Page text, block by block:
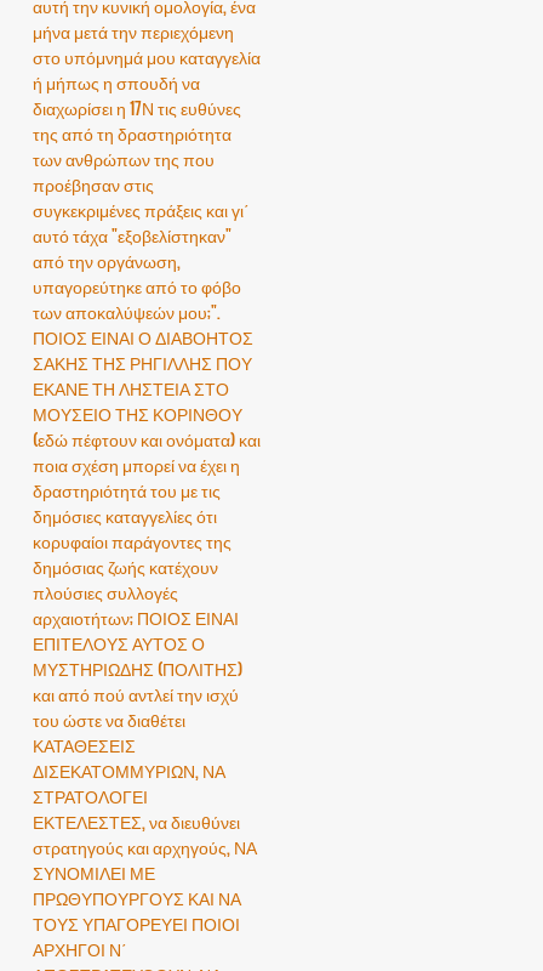
αυτή την κυνική ομολογία, ένα
μήνα μετά την περιεχόμενη
στο υπόμνημά μου καταγγελία
ή μήπως η σπουδή να
διαχωρίσει η 17Ν τις ευθύνες
της από τη δραστηριότητα
των ανθρώπων της που
προέβησαν στις
συγκεκριμένες πράξεις και γι΄
αυτό τάχα "εξοβελίστηκαν"
από την οργάνωση,
υπαγορεύτηκε από το φόβο
των αποκαλύψεών μου;".
ΠΟΙΟΣ ΕΙΝΑΙ Ο ΔΙΑΒΟΗΤΟΣ
ΣΑΚΗΣ ΤΗΣ ΡΗΓΙΛΛΗΣ ΠΟΥ
ΕΚΑΝΕ ΤΗ ΛΗΣΤΕΙΑ ΣΤΟ
ΜΟΥΣΕΙΟ ΤΗΣ ΚΟΡΙΝΘΟΥ
(εδώ πέφτουν και ονόματα) και
ποια σχέση μπορεί να έχει η
δραστηριότητά του με τις
δημόσιες καταγγελίες ότι
κορυφαίοι παράγοντες της
δημόσιας ζωής κατέχουν
πλούσιες συλλογές
αρχαιοτήτων; ΠΟΙΟΣ ΕΙΝΑΙ
ΕΠΙΤΕΛΟΥΣ ΑΥΤΟΣ Ο
ΜΥΣΤΗΡΙΩΔΗΣ (ΠΟΛΙΤΗΣ)
και από πού αντλεί την ισχύ
του ώστε να διαθέτει
ΚΑΤΑΘΕΣΕΙΣ
ΔΙΣΕΚΑΤΟΜΜΥΡΙΩΝ, ΝΑ
ΣΤΡΑΤΟΛΟΓΕΙ
ΕΚΤΕΛΕΣΤΕΣ, να διευθύνει
στρατηγούς και αρχηγούς, ΝΑ
ΣΥΝΟΜΙΛΕΙ ΜΕ
ΠΡΩΘΥΠΟΥΡΓΟΥΣ ΚΑΙ ΝΑ
ΤΟΥΣ ΥΠΑΓΟΡΕΥΕΙ ΠΟΙΟΙ
ΑΡΧΗΓΟΙ Ν΄